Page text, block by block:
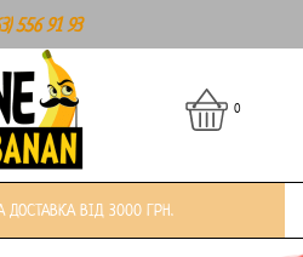
556 91 93
0
ДОСТАВКА ВІД 3000 ГРН.